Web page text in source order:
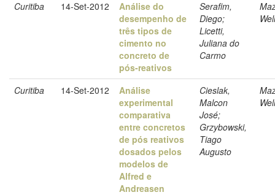
Curitiba 14-Set-2012
Análise do
desempenho de
três tipos de
cimento no
concreto de
pós-reativos
Serafim,
Diego;
Licetti,
Juliana do
Carmo
Curitiba 14-Set-2012
Análise
experimental
comparativa
entre concretos
de pós reativos
dosados pelos
modelos de
Alfred e
Andreasen
Cieslak,
Malcon
José;
Grzybowski,
Tiago
Augusto